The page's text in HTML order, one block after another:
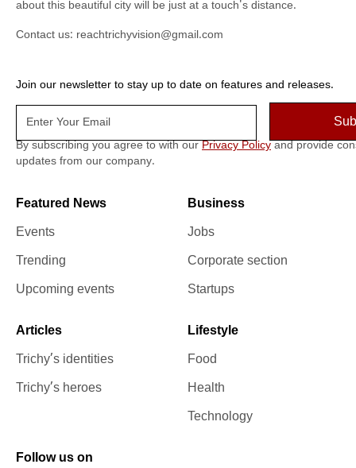
about this beautiful city will be just at a touch's distance.
Contact us: reachtrichyvision@gmail.com
Join our newsletter to stay up to date on features and releases.
By subscribing you agree to with our Privacy Policy and provide
updates from our company.
Featured News
Events
Trending
Upcoming events
Business
Jobs
Corporate section
Startups
Articles
Trichy’s identities
Trichy’s heroes
Lifestyle
Food
Health
Technology
Follow us on